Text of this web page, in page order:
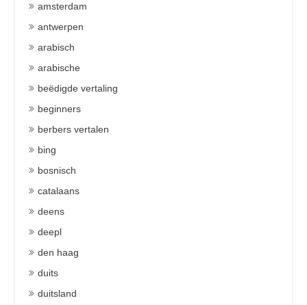
amsterdam
antwerpen
arabisch
arabische
beëdigde vertaling
beginners
berbers vertalen
bing
bosnisch
catalaans
deens
deepl
den haag
duits
duitsland